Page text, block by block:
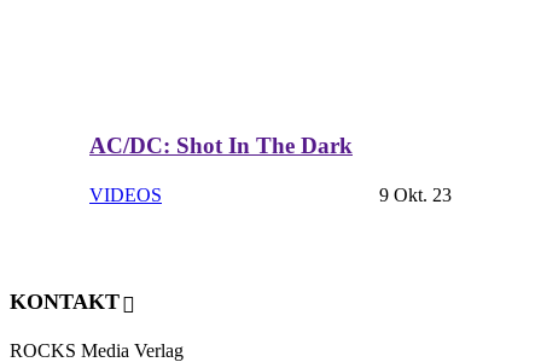
AC/DC: Shot In The Dark
VIDEOS 9 Okt. 23
KONTAKT
ROCKS Media Verlag